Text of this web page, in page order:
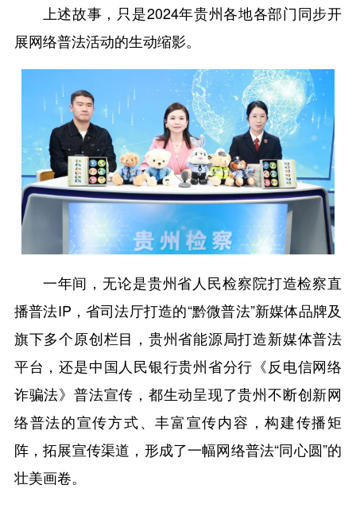
上述故事，只是2024年贵州各地各部门同步开
展网络普法活动的生动缩影。
一年间，无论是贵州省人民检察院打造检察直
播普法IP，省司法厅打造的“黔微普法”新媒体品牌及
旗下多个原创栏目，贵州省能源局打造新媒体普法
平台，还是中国人民银行贵州省分行《反电信网络
诈骗法》普法宣传，都生动呈现了贵州不断创新网
络普法的宣传方式、丰富宣传内容，构建传播矩
阵，拓展宣传渠道，形成了一幅网络普法“同心圆”的
壮美画卷。